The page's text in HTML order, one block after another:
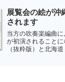
ス・クラリネット
ました。
展覧会の絵が沖
されます
当方の吹奏楽編曲に
が初演されること
（抜粋版）と北海
:)2012年3月4日（